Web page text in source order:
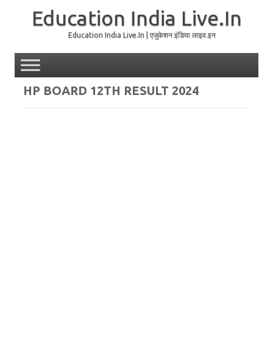
Education India Live.In
Education India Live.In | एजुकेशन इंडिया लाइव.इन
HP BOARD 12TH RESULT 2024